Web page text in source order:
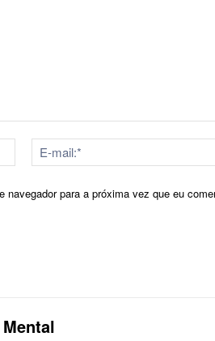
Nome:*
para a próxima vez que eu